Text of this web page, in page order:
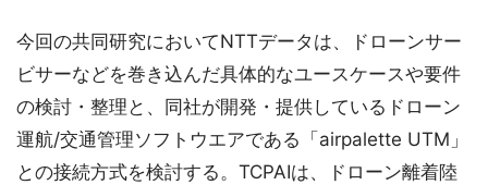
今回の共同研究においてNTTデータは、ドローンサー
ビサーなどを巻き込んだ具体的なユースケースや要件
の検討・整理と、同社が開発・提供しているドローン
運航/交通管理ソフトウエアである「airpalette UTM」
との接続方式を検討する。TCPAIは、ドローン離着陸